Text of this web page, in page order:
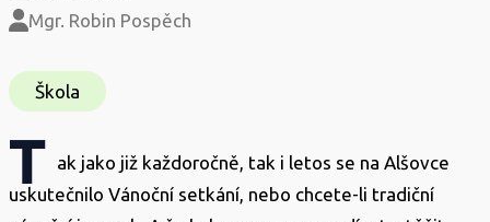
Mgr. Robin Pospěch
Škola
T
ak jako již každoročně, tak i letos se na Alšovce
uskutečnilo Vánoční setkání, nebo chcete-li tradiční